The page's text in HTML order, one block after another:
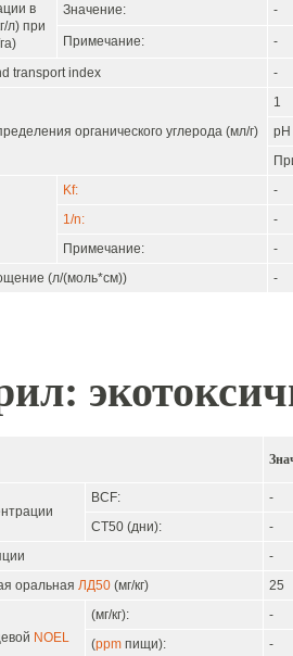
в
л) при
Значение: -
Примечание: -
transport index -
органического углерода (мл/г)
1
pH
Kf:
-
1/n:
-
Примечание:
-
(л/(моль*см))
-
BCF:
-
CT50 (дни):
-
-
оральная ЛД50 (мг/кг) 25
NOEL
(мг/кг):
-
(ppm пищи): -